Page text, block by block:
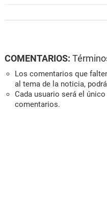
COMENTARIOS:
Los comentarios que
al tema de la noticia,
Cada usuario será el
comentarios.